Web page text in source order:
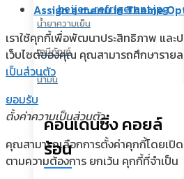
น้ำยาความเย็น
เคมีภัณฑ์
น้ำมัน
คอนเดนซิ่ง คอยล์
ร้อน
Assign a menu in Theme
เราใช้คุกกี้เพื่อพัฒนาประสิทธิภาพ และ
เว็บไซต์ของคุณ คุณสามารถศึกษารายล
เป็นส่วนตัว
ยอมรับ
ตั้งค่าความเป็นส่วนตัว
คุณสามารถเลือกการตั้งค่าคุกกี้โดยเปิ
ตามความต้องการ ยกเว้น คุกกี้ที่จำเป็น